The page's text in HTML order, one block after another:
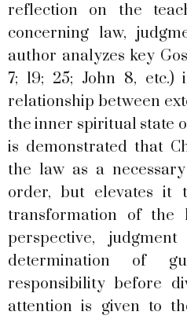
reflection on the
concerning law,
author analyzes key
7; 19; 25; John 8,
relationship between
the inner spiritual state
is demonstrated that
the law as a
order, but elevates it
transformation of the
perspective,
determination of
responsibility before
attention is given to